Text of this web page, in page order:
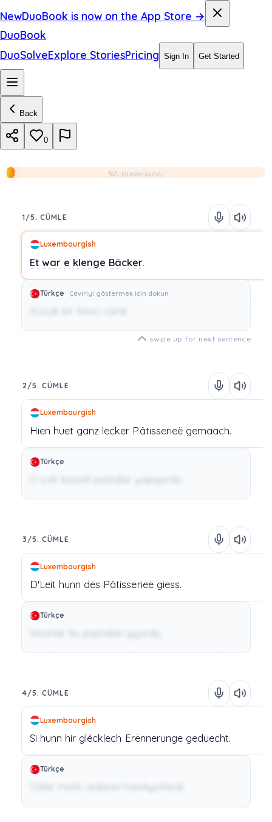
NewDuoBook is now on the App Store →
DuoBook
DuoSolveExplore StoriesPricing Sign In Get Started
Back
0
%0 tamamlandı
1/5. CÜMLE
Luxembourgish
Et war e klenge Bäcker.
Türkçe Çeviriyi göstermek için dokun
swipe up for next sentence
2/5. CÜMLE
Luxembourgish
Hien huet ganz lecker Pâtisserieë gemaach.
Türkçe
O çok lezzetli pastalar yapıyordu.
3/5. CÜMLE
Luxembourgish
D'Leit hunn dës Pâtisserieë giess.
Türkçe
4/5. CÜMLE
Luxembourgish
Si hunn hir glécklech Erënnerunge geduecht.
Türkçe